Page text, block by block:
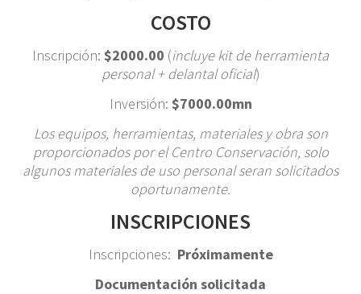
COSTO
Inscripción: $2000.00 (incluye kit de herramienta
personal + delantal oficial)
Inversión: $7000.00mn
Los equipos, herramientas, materiales y obra son
proporcionados por el Centro Conservación, solo
algunos materiales de uso personal seran solicitados
oportunamente.
INSCRIPCIONES
Inscripciones: Próximamente
Documentación solicitada